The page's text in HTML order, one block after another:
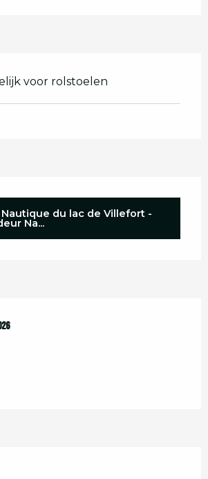
voor rolstoelen
Nautique du lac de Villefort -
Na...
31 augustus 2026